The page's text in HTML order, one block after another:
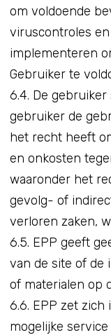
om voldoende
viruscontroles
implementeren
Gebruiker te
6.4. De
gebruiker de
het recht heeft
en onkosten
waaronder het
gevolg- of
verloren zaken,
6.5. EPP geeft
van de site of de
of materialen op
6.6. EPP zet
mogelijke